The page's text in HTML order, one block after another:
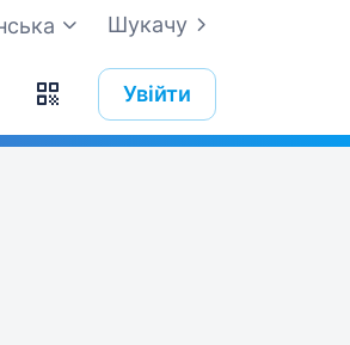
Шукачу
Увійти